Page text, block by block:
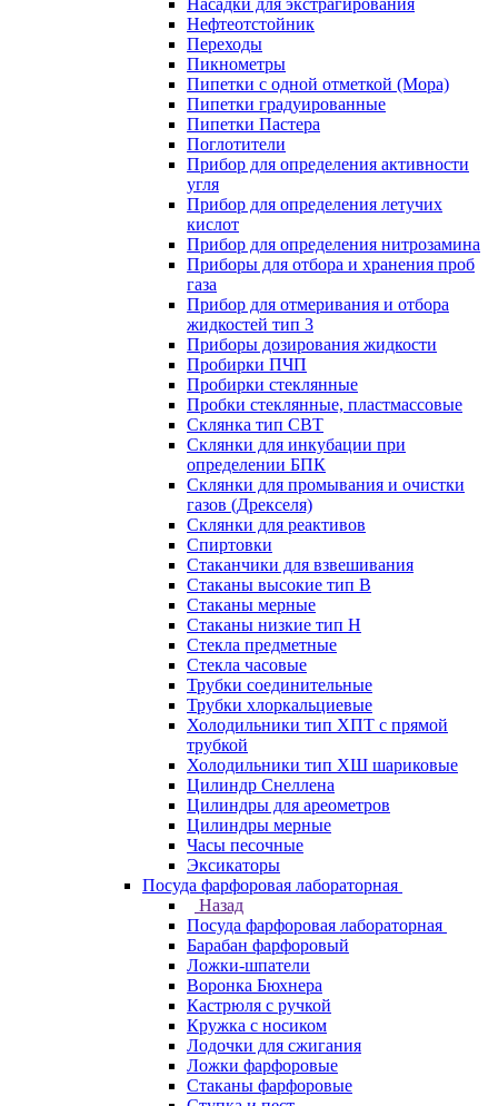
Насадки для экстрагирования
Нефтеотстойник
Переходы
Пикнометры
Пипетки с одной отметкой (Мора)
Пипетки градуированные
Пипетки Пастера
Поглотители
Прибор для определения активности
угля
Прибор для определения летучих
кислот
Прибор для определения нитрозамина
Приборы для отбора и хранения проб
газа
Прибор для отмеривания и отбора
жидкостей тип 3
Приборы дозирования жидкости
Пробирки ПЧП
Пробирки стеклянные
Пробки стеклянные, пластмассовые
Склянка тип СВТ
Склянки для инкубации при
определении БПК
Склянки для промывания и очистки
газов (Дрекселя)
Склянки для реактивов
Спиртовки
Стаканчики для взвешивания
Стаканы высокие тип В
Стаканы мерные
Стаканы низкие тип Н
Стекла предметные
Стекла часовые
Трубки соединительные
Трубки хлоркальциевые
Холодильники тип ХПТ с прямой
трубкой
Холодильники тип ХШ шариковые
Цилиндр Снеллена
Цилиндры для ареометров
Цилиндры мерные
Часы песочные
Эксикаторы
Посуда фарфоровая лабораторная
Назад
Посуда фарфоровая лабораторная
Барабан фарфоровый
Ложки-шпатели
Воронка Бюхнера
Кастрюля с ручкой
Кружка с носиком
Лодочки для сжигания
Ложки фарфоровые
Стаканы фарфоровые